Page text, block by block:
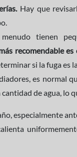
Hay que
tienen
recomendable
si la fuga es
es normal
de agua, lo
especialmente